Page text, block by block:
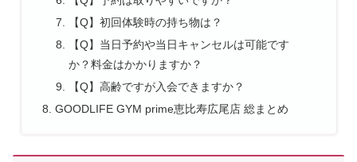
【Q】初回体験時の持ち物は？
【Q】当日予約や当日キャンセルは可能です
か？料金はかかりますか？
【Q】高齢ですが入会できますか？
GOODLIFE GYM prime恵比寿広尾店 総まとめ